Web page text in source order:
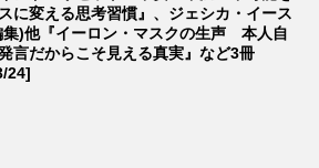
に変える思考習慣』、ジェシカ・イース
集)他『イーロン・マスクの生声 本人自
言だからこそ見える真実』など3冊
24]